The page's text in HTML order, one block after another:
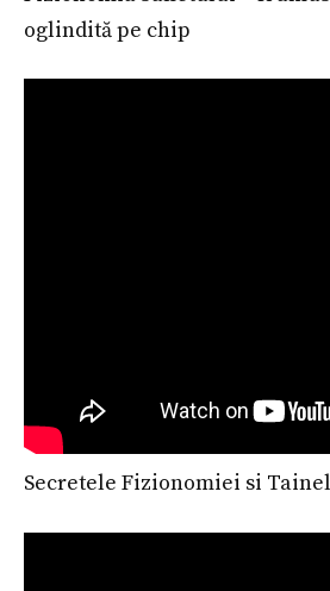
oglindită pe chip
Secretele Fizionomiei si